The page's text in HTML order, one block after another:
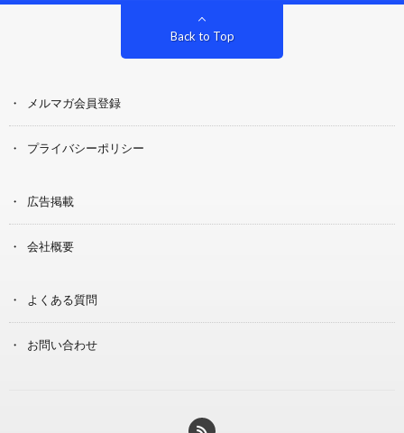
Back to Top
メルマガ会員登録
プライバシーポリシー
広告掲載
会社概要
よくある質問
お問い合わせ